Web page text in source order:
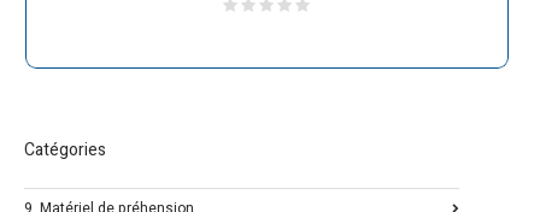
Catégories